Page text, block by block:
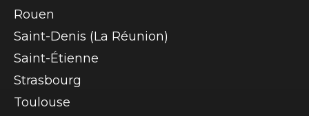
Rouen
Saint-Denis (La Réunion)
Saint-Étienne
Strasbourg
Toulouse